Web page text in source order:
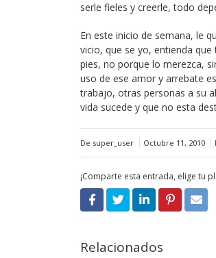
serle fieles y creerle, todo
En este inicio de semana, le
vicio, que se yo, entienda
pies, no porque lo merezca,
uso de ese amor y arrebate
trabajo, otras personas a su
vida sucede y que no esta
De super_user Octubre 11, 2010
¡Comparte esta entrada, elige tu
Relacionados